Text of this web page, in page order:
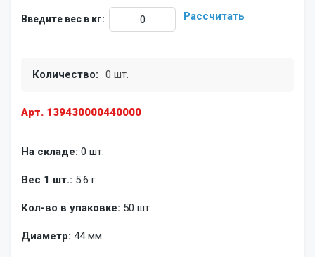
Арт. 139430000440000
На складе: 0 шт.
Вес 1 шт.: 5.6 г.
Кол-во в упаковке: 50 шт.
Диаметр: 44 мм.
Введите вес в кг: Рассчитать
Количество: 0 шт.